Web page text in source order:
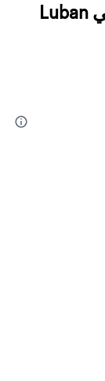
اعثر على نتائج أفضل لإقامتك في Luban